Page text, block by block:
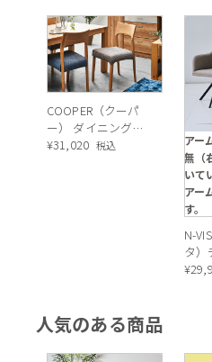
COOPER（クーパ
ー） ダイニングチ
ェア（オーク）
¥31,020 税込
アー
無（
いて
アー
す。
N-
タ）
ム無
¥
人気のある商品